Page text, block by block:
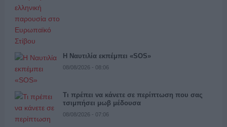
Η Ναυτιλία εκπέμπει «SOS»
08/08/2026 - 08:06
Τι πρέπει να κάνετε σε περίπτωση που σας
τσιμπήσει μωβ μέδουσα
08/08/2026 - 07:06